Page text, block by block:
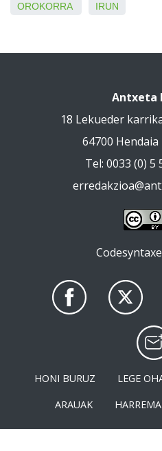
OROKORRA IRUN
Antxeta
18 Lekueder
64700
Tel: 0033 (0) 5
HONI BURUZ LEGE
ARAUAK